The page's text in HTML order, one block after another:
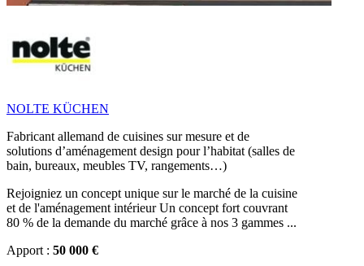
NOLTE KÜCHEN
Fabricant allemand de cuisines sur mesure et de
solutions d’aménagement design pour l’habitat (salles de
bain, bureaux, meubles TV, rangements…)
Rejoigniez un concept unique sur le marché de la cuisine
et de l'aménagement intérieur Un concept fort couvrant
80 % de la demande du marché grâce à nos 3 gammes ...
Apport : 50 000 €